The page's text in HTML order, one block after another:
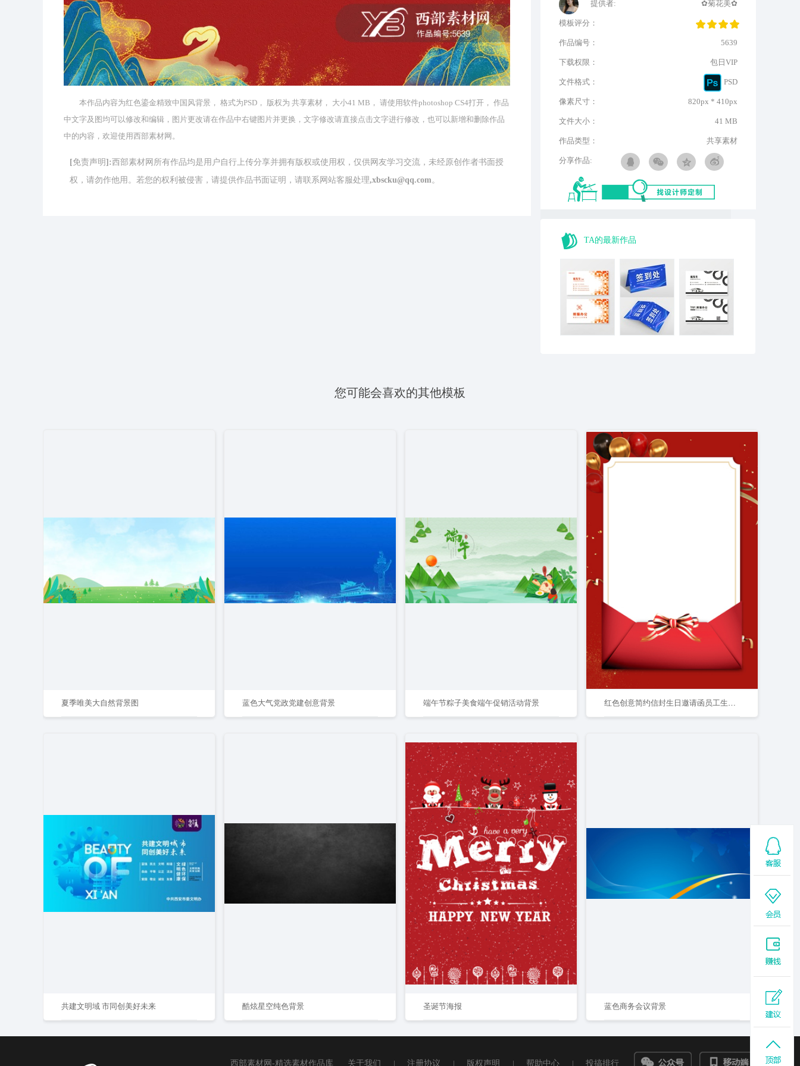
本作品内容为红色鎏金精致中国风背景， 格式为PSD， 版权为 共享素材， 大小41 MB， 请使用软件photoshop CS4打开， 作品
中文字及图均可以修改和编辑，图片更改请在作品中右键图片并更换，文字修改请直接点击文字进行修改，也可以新增和删除作品
中的内容，欢迎使用西部素材网。
[免责声明]:西部素材网所有作品均是用户自行上传分享并拥有版权或使用权，仅供网友学习交流，未经原创作者书面授
权，请勿作他用。若您的权利被侵害，请提供作品书面证明，请联系网站客服处理,xbscku@qq.com。
提供者: ✿菊花美✿
模板评分：
作品编号： 5639
下载权限： 包日VIP
文件格式： PSD
像素尺寸： 820px * 410px
文件大小： 41 MB
作品类型： 共享素材
分享作品:
TA的最新作品
您可能会喜欢的其他模板
夏季唯美大自然背景图 蓝色大气党政党建创意背景 端午节粽子美食端午促销活动背景 红色创意简约信封生日邀请函员工生日宣传背景
共建文明域 市同创美好未来 酷炫星空纯色背景 圣诞节海报 蓝色商务会议背景
西部素材网-精选素材作品库 关于我们 | 注册协议 | 版权声明 | 帮助中心 | 投搞排行